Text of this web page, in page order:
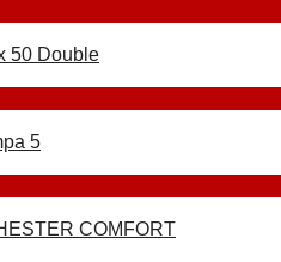
50 Double
5
COMFORT